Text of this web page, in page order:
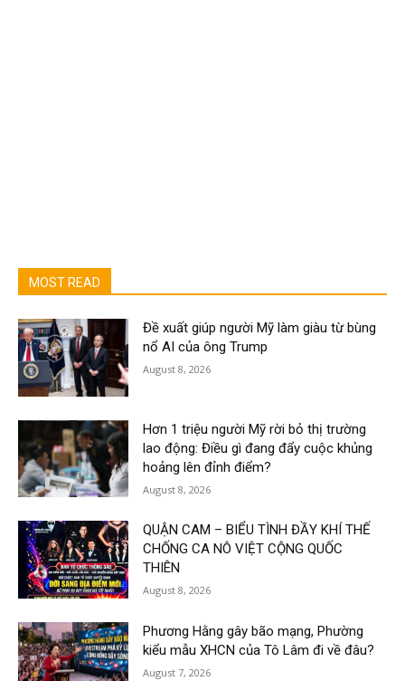
MOST READ
Đề xuất giúp người Mỹ làm giàu từ bùng
nổ AI của ông Trump
August 8, 2026
Hơn 1 triệu người Mỹ rời bỏ thị trường
lao động: Điều gì đang đẩy cuộc khủng
hoảng lên đỉnh điểm?
August 8, 2026
QUẬN CAM – BIỂU TÌNH ĐẦY KHÍ THẾ
CHỐNG CA NÔ VIỆT CỘNG QUỐC
THIÊN
August 8, 2026
Phương Hằng gây bão mạng, Phường
kiểu mẫu XHCN của Tô Lâm đi về đâu?
August 7, 2026